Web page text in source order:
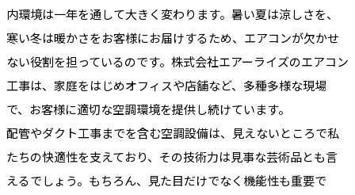
内環境は一年を通して大きく変わります。暑い夏は涼しさを、
寒い冬は暖かさをお客様にお届けするため、エアコンが欠かせ
ない役割を担っているのです。株式会社エアーライズのエアコン
工事は、家庭をはじめオフィスや店舗など、多種多様な現場
で、お客様に適切な空調環境を提供し続けています。
配管やダクト工事までを含む空調設備は、見えないところで私
たちの快適性を支えており、その技術力は見事な芸術品とも言
えるでしょう。もちろん、見た目だけでなく機能性も重要で